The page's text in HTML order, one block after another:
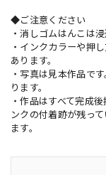
◆ご注意ください
・消しゴムはんこは
・インクカラーや押
あります。
・写真は見本作品で
ります。
・作品はすべて完成
ンクの付着跡が残っ
ます。